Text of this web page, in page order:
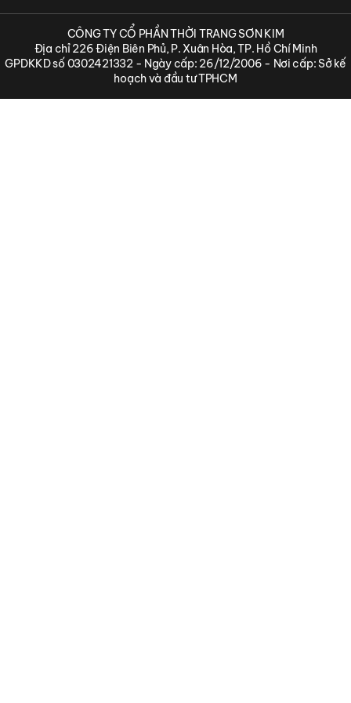
CÔNG TY CỔ PHẦN THỜI TRANG SƠN KIM
Địa chỉ 226 Điện Biên Phủ, P. Xuân Hòa, TP. Hồ Chí Minh
GPDKKD số 0302421332 - Ngày cấp: 26/12/2006 - Nơi cấp: Sở kế
hoạch và đầu tư TPHCM